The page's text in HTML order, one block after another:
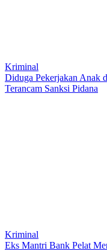
Kriminal
Diduga Pekerjakan Anak
Terancam Sanksi Pidana
Kriminal
Eks Mantri Bank Pelat